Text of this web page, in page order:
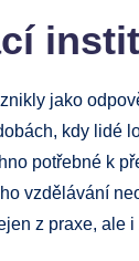
jako
kdy lidé
potřebné k
vzdělávání
z praxe, ale i